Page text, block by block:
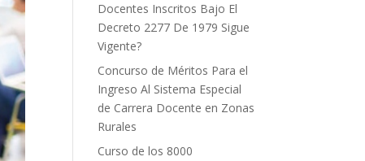
Docentes Inscritos Bajo El
Decreto 2277 De 1979 Sigue
Vigente?
Concurso de Méritos Para el
Ingreso Al Sistema Especial
de Carrera Docente en Zonas
Rurales
Curso de los 8000